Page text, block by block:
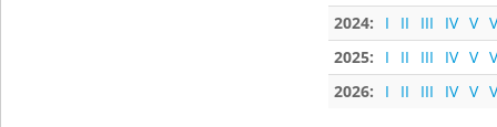
2024:
I II III IV V
2025:
I II III IV V
2026:
I II III IV V